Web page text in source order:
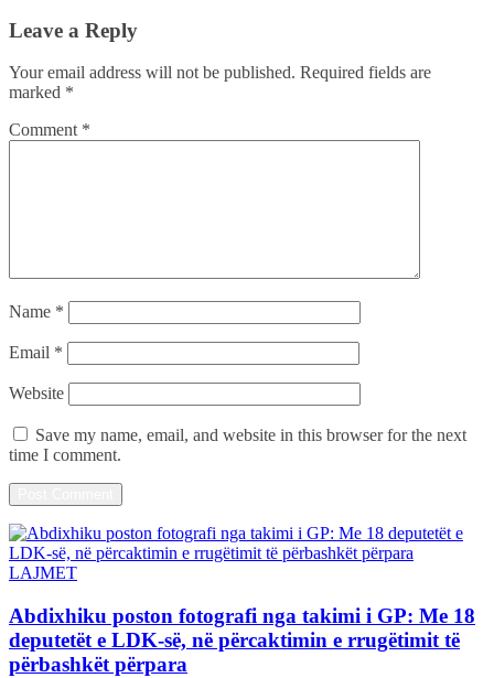
Leave a Reply
Your email address will not be published. Required fields are
marked *
Comment *
Name *
Email *
Website
Save my name, email, and website in this browser for the next
time I comment.
LAJMET
Abdixhiku poston fotografi nga takimi i GP: Me 18
deputetët e LDK-së, në përcaktimin e rrugëtimit të
përbashkët përpara